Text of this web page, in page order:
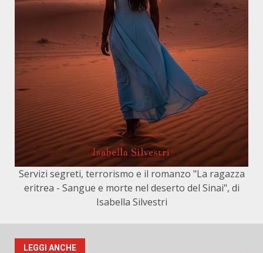
Servizi segreti, terrorismo e il romanzo "La ragazza
eritrea - Sangue e morte nel deserto del Sinai", di
Isabella Silvestri
LEGGI ANCHE